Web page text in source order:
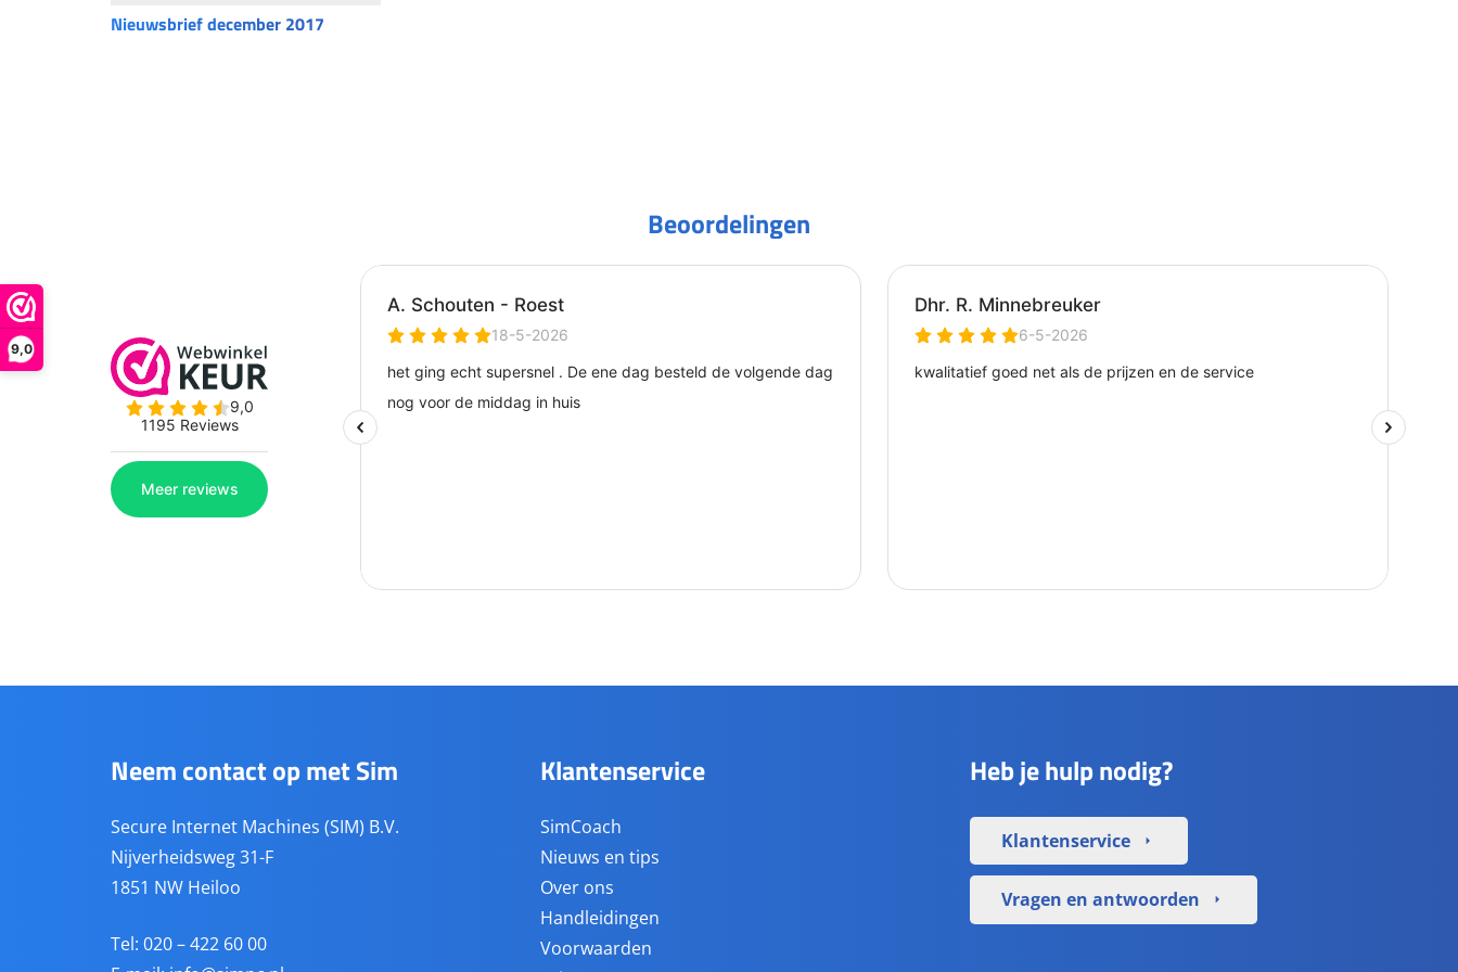
9,0
Nieuwsbrief december 2017
Beoordelingen
Neem contact op met Sim
Secure Internet Machines (SIM) B.V.
Nijverheidsweg 31-F
1851 NW Heiloo
Tel: 020 – 422 60 00
Klantenservice
SimCoach
Nieuws en tips
Over ons
Handleidingen
Voorwaarden
Heb je hulp nodig?
Klantenservice arrow_right
Vragen en antwoorden arrow_right